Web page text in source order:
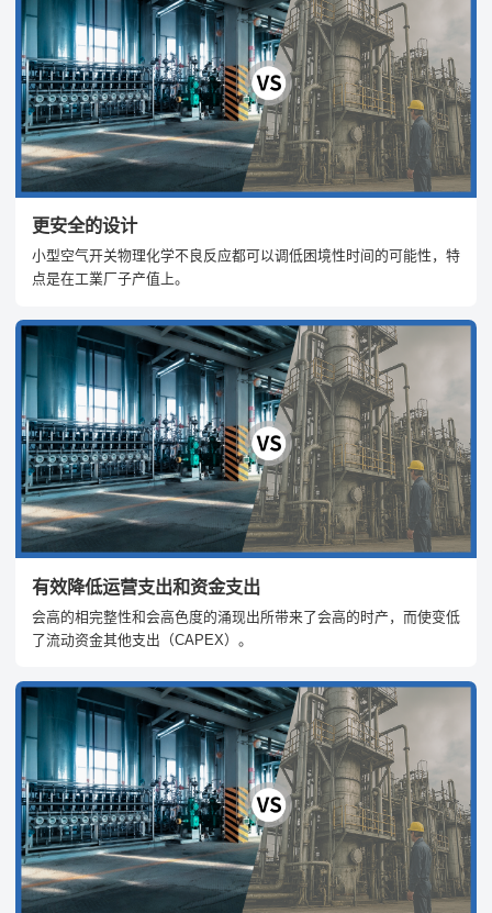
更安全的设计
小型空气开关物理化学不良反应都可以调低困境性时间的可能性，特
点是在工業厂子产值上。
有效降低运营支出和资金支出
会高的相完整性和会高色度的涌现出所带来了会高的时产，而使变低
了流动资金其他支出（CAPEX）。